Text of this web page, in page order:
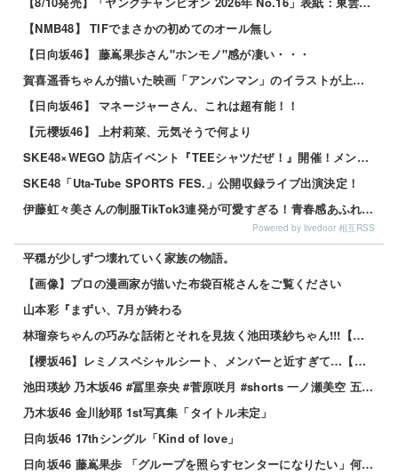
【NMB48】 TIFでまさかの初めてのオール無し
【日向坂46】 藤嶌果歩さん"ホンモノ"感が凄い・・・
賀喜遥香ちゃんが描いた映画「アンパンマン」のイラストが上手すぎる！！！【乃木坂46】
【日向坂46】 マネージャーさん、これは超有能！！
【元櫻坂46】 上村莉菜、元気そうで何より
SKE48×WEGO 訪店イベント『TEEシャツだぜ！』開催！メンバーが大須店でコーディネート【SNSまとめ】
SKE48「Uta-Tube SPORTS FES.」公開収録ライブ出演決定！
伊藤虹々美さんの制服TikTok3連発が可愛すぎる！青春感あふれるダンス動画に注目✨
Powered by livedoor 相互RSS
平穏が少しずつ壊れていく家族の物語。
【画像】プロの漫画家が描いた布袋百椛さんをご覧ください
山本彩『まずい、7月が終わる
林瑠奈ちゃんの巧みな話術とそれを見抜く池田瑛紗ちゃん!!!【乃木坂46】
【櫻坂46】レミノスペシャルシート、メンバーと近すぎて…【全国ツアー2026】
池田瑛紗 乃木坂46 #冨里奈央 #菅原咲月 #shorts 一ノ瀬美空 五百城茉央 瀬戸口心月 奥の反応まとめ
乃木坂46 金川紗耶 1st写真集「タイトル未定」
日向坂46 17thシングル「Kind of love」
日向坂46 藤嶌果歩 「グループを照らすセンターになりたい」何倍もキラキラしたかほりんが降臨【坂道の火曜日】